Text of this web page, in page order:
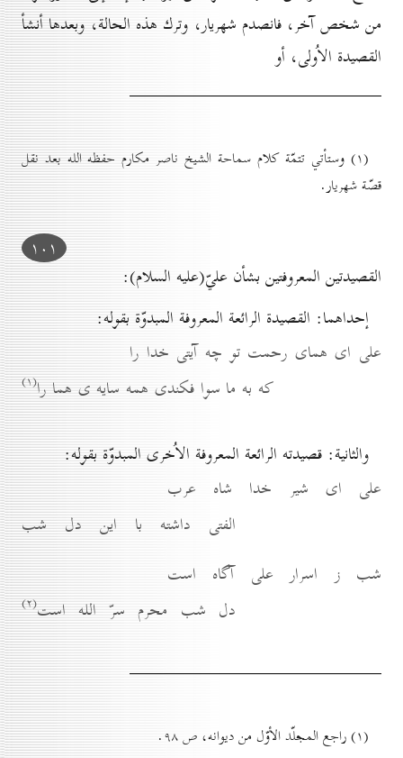
من شخص آخر، فانصدم شهريار، وترك هذه الحالة، وبعدها أنشأ
القصيدة الاُولى، أو
(۱) وستأتي تتمّة كلام سماحة الشيخ ناصر مكارم حفظه الله بعد نقل
قصّة شهريار.
۱٠۱
القصيدتين المعروفتين بشأن عليّ(عليه السلام):
إحداهما: القصيدة الرائعة المعروفة المبدوّة بقوله:
على اى هماى رحمت تو چه آيتى خدا را
كه به ما سوا فكندى همه سايه ى هما را(۱)
والثانية: قصيدته الرائعة المعروفة الاُخرى المبدوّة بقوله:
على اى شير خدا شاه عرب
الفتى داشته با اين دل شب
شب ز اسرار على آگاه است
دل شب محرم سرّ الله است(۲)
(۱) راجع المجلّد الأوّل من ديوانه، ص ۹۸.